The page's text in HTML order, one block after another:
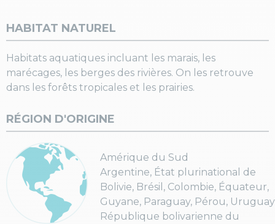
HABITAT NATUREL
Habitats aquatiques incluant les marais, les
marécages, les berges des rivières. On les retrouve
dans les forêts tropicales et les prairies.
RÉGION D'ORIGINE
Amérique du Sud
Argentine, État plurinational de
Bolivie, Brésil, Colombie, Équateur,
Guyane, Paraguay, Pérou,
République bolivarienne du